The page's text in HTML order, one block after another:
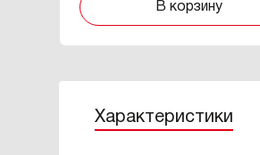
В корзину
Характеристики